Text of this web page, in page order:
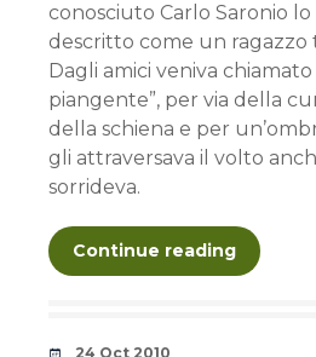
conosciuto Carlo Saronio
descritto come un ragazzo
Dagli amici veniva chiamato
piangente”, per via della
della schiena e per
gli attraversava il volto
sorrideva.
Continue reading
Date
24 Oct 2010